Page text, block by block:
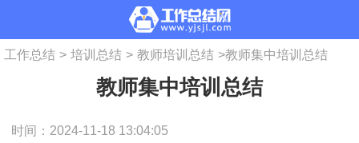
工作总结 > 培训总结 > 教师培训总结 >教师集中培训总结
教师集中培训总结
时间：2024-11-18 13:04:05